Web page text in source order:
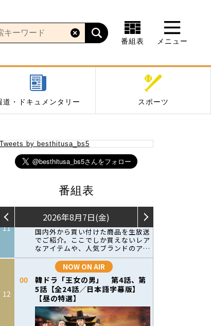
番組表 メニュー
道・ドキュメンタリー スポーツ
Tweets by besthitusa_bs5
番組表